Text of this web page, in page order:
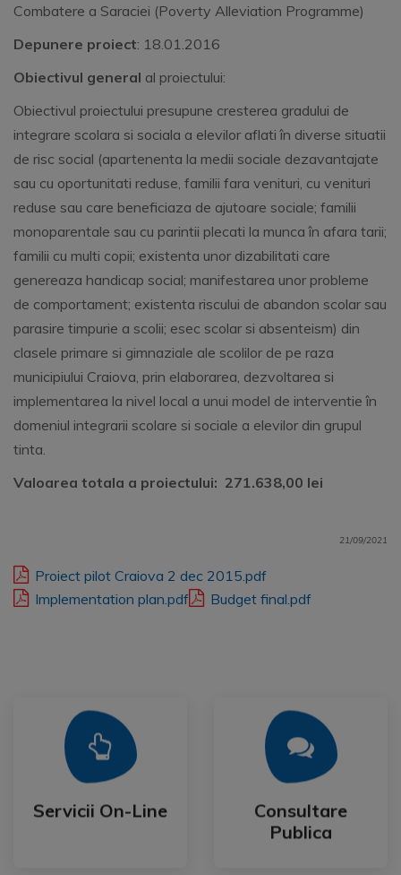
Combatere a Saraciei (Poverty Alleviation Programme)
Depunere proiect: 18.01.2016
Obiectivul general al proiectului:
Obiectivul proiectului presupune cresterea gradului de
integrare scolara si sociala a elevilor aflati în diverse situatii
de risc social (apartenenta la medii sociale dezavantajate
sau cu oportunitati reduse, familii fara venituri, cu venituri
reduse sau care beneficiaza de ajutoare sociale; familii
monoparentale sau cu parintii plecati la munca în afara tarii;
familii cu multi copii; existenta unor dizabilitati care
genereaza handicap social; manifestarea unor probleme
de comportament; existenta riscului de abandon scolar sau
parasire timpurie a scolii; esec scolar si absenteism) din
clasele primare si gimnaziale ale scolilor de pe raza
municipiului Craiova, prin elaborarea, dezvoltarea si
implementarea la nivel local a unui model de interventie în
domeniul integrarii scolare si sociale a elevilor din grupul
tinta.
Valoarea totala a proiectului: 271.638,00 lei
21/09/2021
Proiect pilot Craiova 2 dec 2015.pdf
Implementation plan.pdf
Budget final.pdf
Servicii On-Line
Servicii On-Line
Mai Mult
Consultare
Publica
Consultare
Publica
Mai Mult